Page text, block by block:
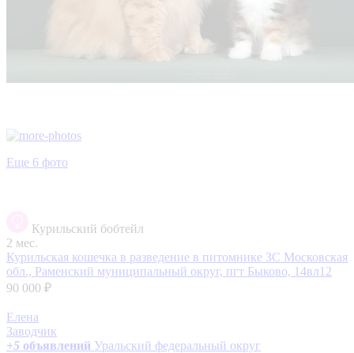
Еще 6 фото
Курильский бобтейл
2 мес.
Курильская кошечка в разведение в питомнике ЗС Московская
обл., Раменский муниципальный округ, пгт Быково, 14вл12
90 000 ₽
Елена
Заводчик
+5 объявлений Уральский федеральный округ